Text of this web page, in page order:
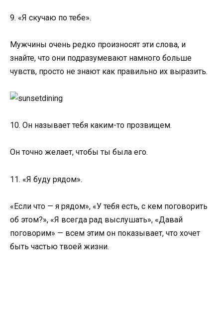
9. «Я скучаю по тебе».
Мужчины очень редко произносят эти слова, и
знайте, что они подразумевают намного больше
чувств, просто не знают как правильно их выразить.
10. Он называет тебя каким-то прозвищем.
Он точно желает, чтобы ты была его.
11. «Я буду рядом».
«Если что — я рядом», «У тебя есть, с кем поговорить
об этом?», «Я всегда рад выслушать», «Давай
поговорим» — всем этим он показывает, что хочет
быть частью твоей жизни.